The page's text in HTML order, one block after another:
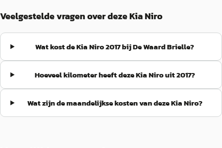
Veelgestelde vragen over deze Kia Niro
Wat kost de Kia Niro 2017 bij De Waard Brielle?
Hoeveel kilometer heeft deze Kia Niro uit 2017?
Wat zijn de maandelijkse kosten van deze Kia Niro?